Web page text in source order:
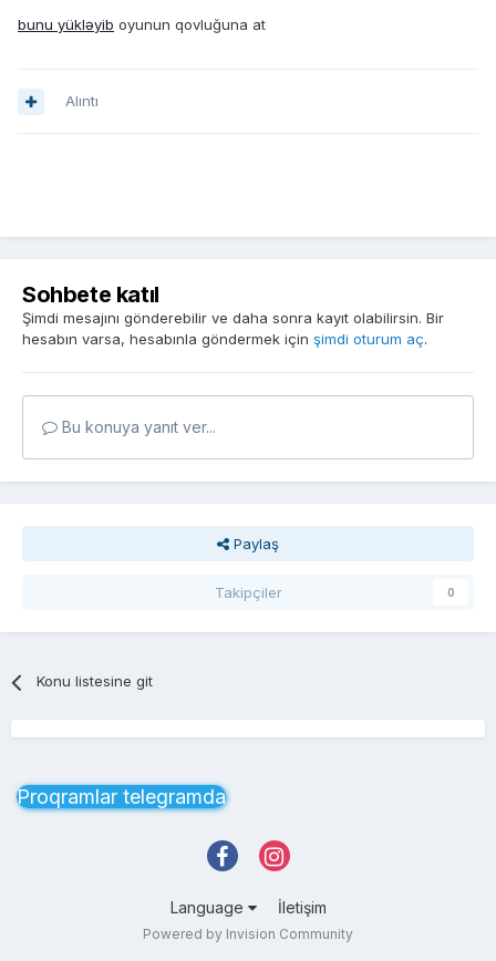
bunu yükləyib oyunun qovluğuna at
Alıntı
Sohbete katıl
Şimdi mesajını gönderebilir ve daha sonra kayıt olabilirsin. Bir
hesabın varsa, hesabınla göndermek için şimdi oturum aç.
Bu konuya yanıt ver...
Paylaş
Takipçiler 0
Konu listesine git
Proqramlar telegramda
Language İletişim
Powered by Invision Community